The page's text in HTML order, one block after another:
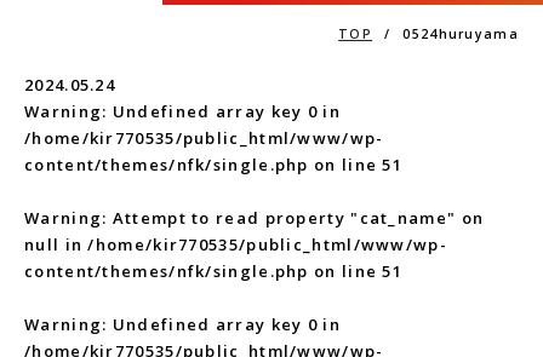
TOP / 0524huruyama
2024.05.24
Warning: Undefined array key 0 in
/home/kir770535/public_html/www/wp-
content/themes/nfk/single.php on line51
Warning: Attempt to read property "cat_name" on
null in/home/kir770535/public_html/www/wp-
content/themes/nfk/single.php on line51
Warning: Undefined array key 0 in
/home/kir770535/public_html/www/wp-